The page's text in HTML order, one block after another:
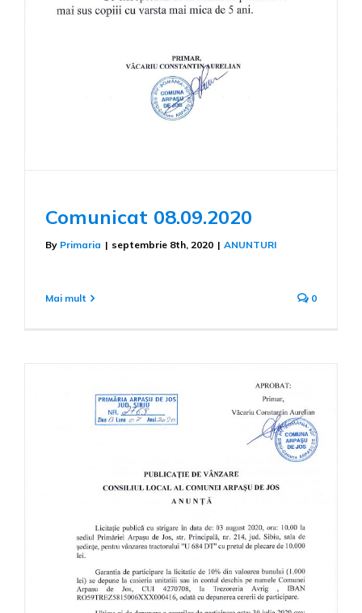
Comunicat 08.09.2020
By Primaria | septembrie 8th, 2020 | ANUNTURI
Mai mult 0